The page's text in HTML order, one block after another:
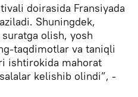
doirasida Fransiyada
Shuningdek,
olish, yosh
taqdimotlar va taniqli
ishtirokida mahorat
kelishib olindi”, -